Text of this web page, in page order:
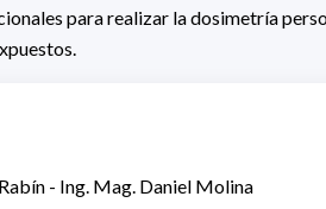
para realizar la dosimetría
- Ing. Mag. Daniel Molina